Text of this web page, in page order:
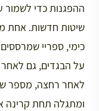
ההפגנות כדי לשמור
שיטות חדשות. אחת
כימי, ספריי
על הבגדים, גם
לאחר רחצה, מספר
ומתגלה תחת קרינה